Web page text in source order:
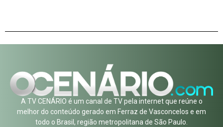
A TV CENÁRIO é um canal de TV pela internet que reúne o
melhor do conteúdo gerado em Ferraz de Vasconcelos e em
todo o Brasil, região metropolitana de São Paulo.